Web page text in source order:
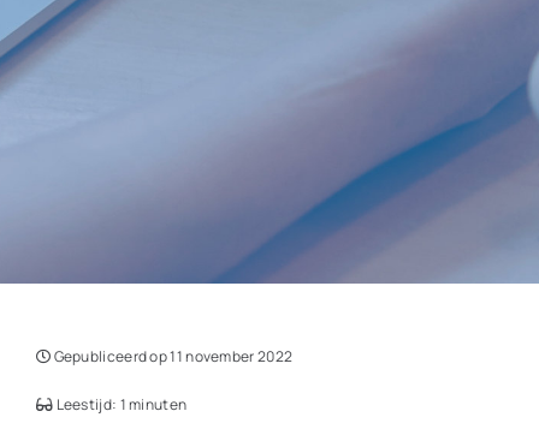
Gepubliceerd op 11 november 2022
Leestijd: 1 minuten